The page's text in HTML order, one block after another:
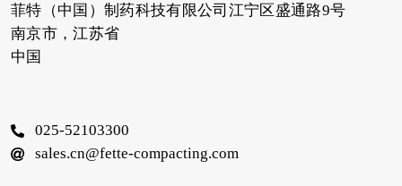
菲特（中国）制药科技有限公司江宁区盛通路9号
南京市，江苏省
中国
025-52103300
sales.cn@fette-compacting.com